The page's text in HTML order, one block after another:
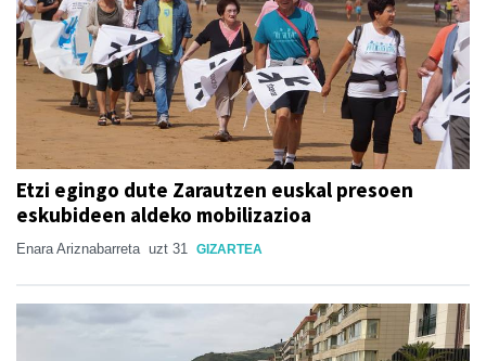
Etzi egingo dute Zarautzen euskal presoen
eskubideen aldeko mobilizazioa
Enara Ariznabarreta uzt 31 GIZARTEA